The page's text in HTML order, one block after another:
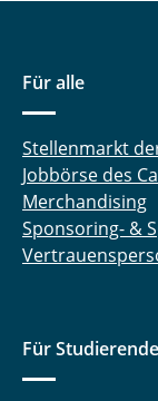
Für alle
Stellenmarkt
Jobbörse des
Merchandising
Sponsoring- &
Für Studierende